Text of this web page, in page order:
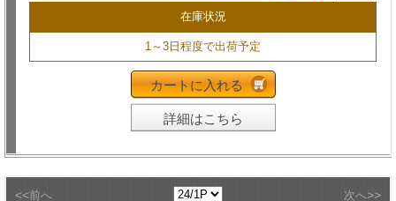
在庫状況
1～3日程度で出荷予定
カートに入れる
詳細はこちら
<<前へ 次へ>>